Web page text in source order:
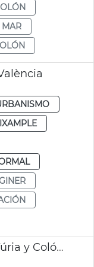
MAR
Intervención Marqués del Túria y Colón València